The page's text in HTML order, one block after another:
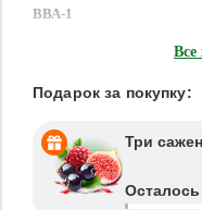
ВВА-1
Все
Подарок за покупку:
Три
Осталось